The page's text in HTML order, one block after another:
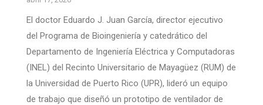
El doctor Eduardo J. Juan García, director ejecutivo
del Programa de Bioingeniería y catedrático del
Departamento de Ingeniería Eléctrica y Computadoras
(INEL) del Recinto Universitario de Mayagüez (RUM) de
la Universidad de Puerto Rico (UPR), lideró un equipo
de trabajo que diseñó un prototipo de ventilador de